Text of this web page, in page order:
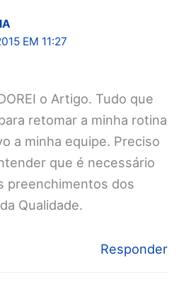
EM 11:27
o Artigo. Tudo que
retomar a minha rotina
a minha equipe. Preciso
que é necessário
preenchimentos dos
Qualidade.
Responder